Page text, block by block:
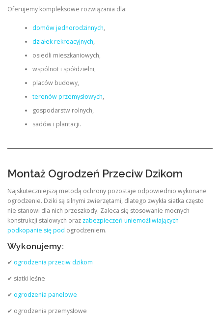
Oferujemy kompleksowe rozwiązania dla:
domów jednorodzinnych,
działek rekreacyjnych,
osiedli mieszkaniowych,
wspólnot i spółdzielni,
placów budowy,
terenów przemysłowych,
gospodarstw rolnych,
sadów i plantacji.
Montaż Ogrodzeń Przeciw Dzikom
Najskuteczniejszą metodą ochrony pozostaje odpowiednio wykonane
ogrodzenie. Dziki są silnymi zwierzętami, dlatego zwykła siatka często
nie stanowi dla nich przeszkody. Zaleca się stosowanie mocnych
konstrukcji stalowych oraz zabezpieczeń uniemożliwiających
podkopanie się pod ogrodzeniem.
Wykonujemy:
✔ ogrodzenia przeciw dzikom
✔ siatki leśne
✔ ogrodzenia panelowe
✔ ogrodzenia przemysłowe